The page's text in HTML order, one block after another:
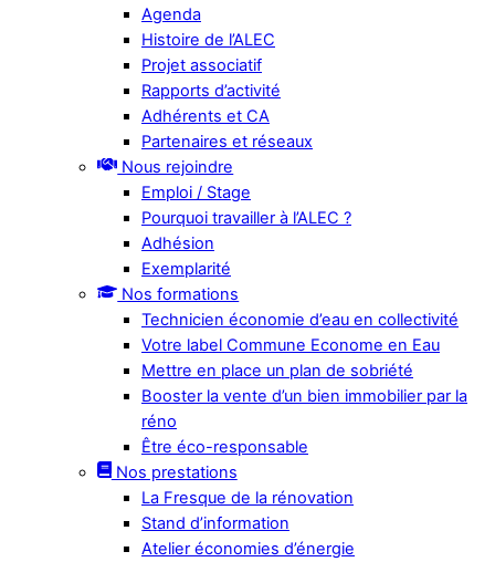
Agenda
Histoire de l’ALEC
Projet associatif
Rapports d’activité
Adhérents et CA
Partenaires et réseaux
Nous rejoindre
Emploi / Stage
Pourquoi travailler à l’ALEC ?
Adhésion
Exemplarité
Nos formations
Technicien économie d’eau en collectivité
Votre label Commune Econome en Eau
Mettre en place un plan de sobriété
Booster la vente d’un bien immobilier par la
réno
Être éco-responsable
Nos prestations
La Fresque de la rénovation
Stand d’information
Atelier économies d’énergie